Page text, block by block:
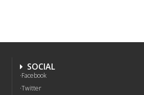
SOCIAL
Facebook
Twitter